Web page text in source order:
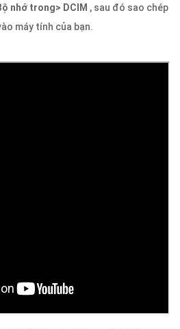
nhớ trong> DCIM , sau đó sao chép
máy tính của bạn.